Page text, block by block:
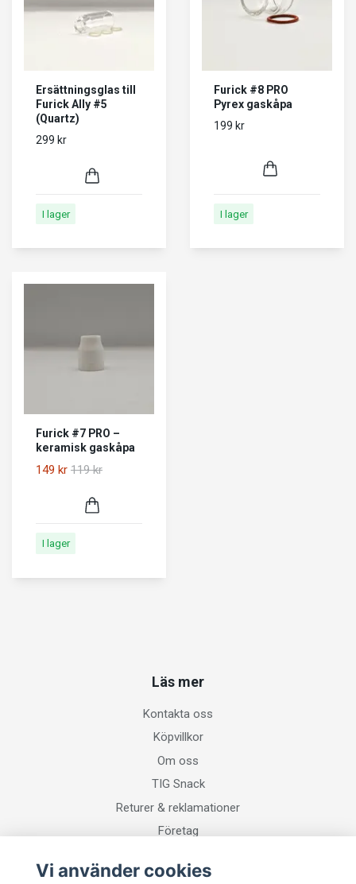
Ersättningsglas till
Furick Ally #5
(Quartz)
299 kr
I lager
Furick #8 PRO
Pyrex gaskåpa
199 kr
I lager
Furick #7 PRO –
keramisk gaskåpa
149 kr 119 kr
I lager
Läs mer
Kontakta oss
Köpvillkor
Om oss
TIG Snack
Returer & reklamationer
Företag
Vi använder cookies